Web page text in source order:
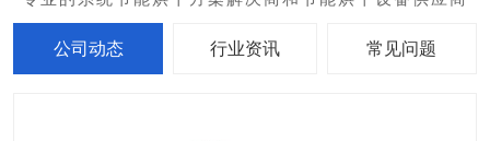
公司动态 行业资讯 常见问题